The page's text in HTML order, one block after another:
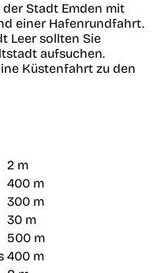
der Stadt Emden mit
einer Hafenrundfahrt.
Leer sollten Sie
aufsuchen.
Küstenfahrt zu den
2 m
400 m
300 m
30 m
500 m
400 m